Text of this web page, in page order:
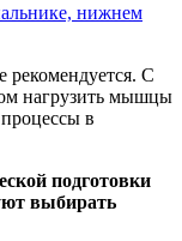
нижнем
рекомендуется. С
нагрузить мышцы
в
подготовки
выбирать